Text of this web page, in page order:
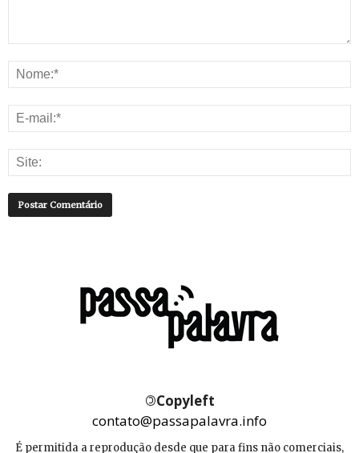
©Copyleft
contato@passapalavra.info
É permitida a reprodução desde que para fins não comerciais,